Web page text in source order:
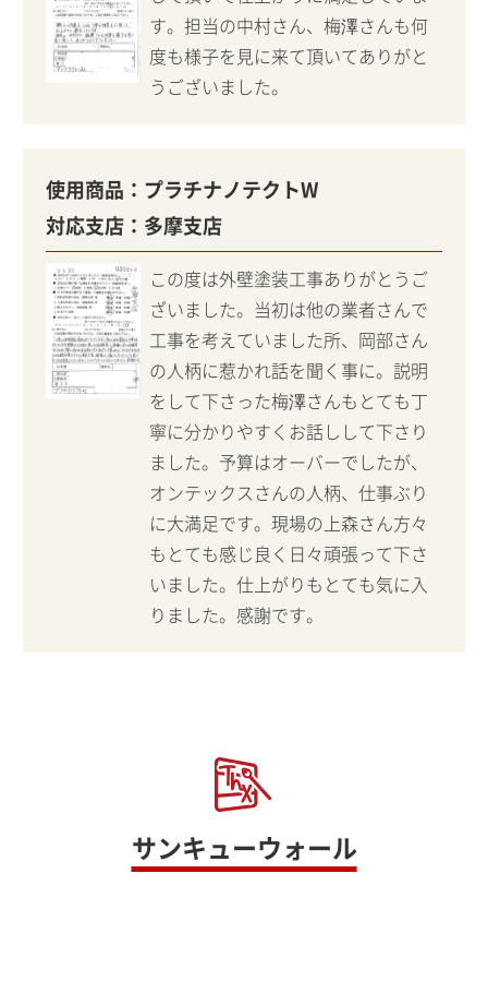
す。担当の中村さん、梅澤さんも何
度も様子を見に来て頂いてありがと
うございました。
使用商品： プラチナノテクトW
対応支店： 多摩支店
この度は外壁塗装工事ありがとうご
ざいました。当初は他の業者さんで
工事を考えていました所、岡部さん
の人柄に惹かれ話を聞く事に。説明
をして下さった梅澤さんもとても丁
寧に分かりやすくお話しして下さり
ました。予算はオーバーでしたが、
オンテックスさんの人柄、仕事ぶり
に大満足です。現場の上森さん方々
もとても感じ良く日々頑張って下さ
いました。仕上がりもとても気に入
りました。感謝です。
サンキューウォール